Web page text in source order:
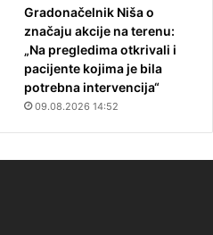
Gradonačelnik Niša o
značaju akcije na terenu:
„Na pregledima otkrivali i
pacijente kojima je bila
potrebna intervencija“
09.08.2026 14:52